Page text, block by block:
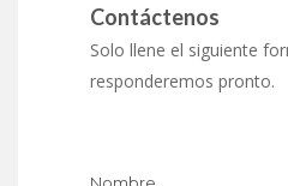
Contáctenos
Solo llene el siguiente
responderemos pronto.